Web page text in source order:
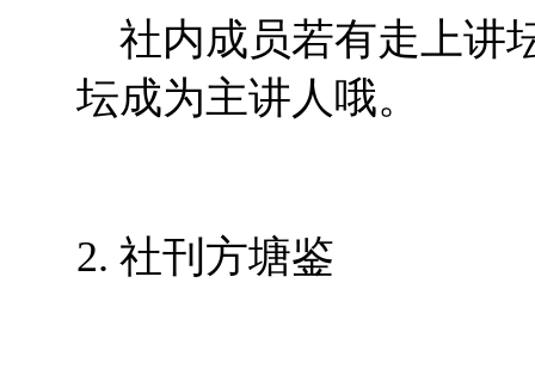
社内成员若有走上讲
坛成为主讲人哦。
2. 社刊方塘鉴